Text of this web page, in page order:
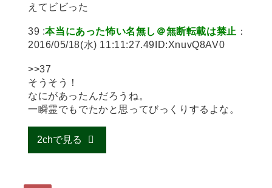
えてビビった
39 :本当にあった怖い名無し＠無断転載は禁止 ：
2016/05/18(水) 11:11:27.49ID:XnuvQ8AV0
>>37
そうそう！
なにがあったんだろうね。
一瞬霊でもでたかと思ってびっくりするよな。
2chで見る